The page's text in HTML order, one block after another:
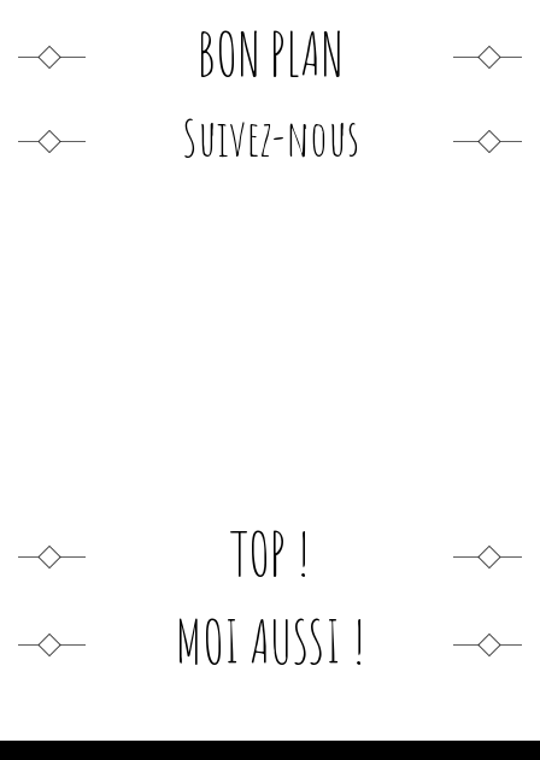
BON PLAN
Suivez-nous
TOP !
MOI AUSSI !